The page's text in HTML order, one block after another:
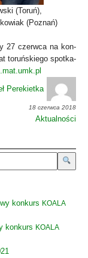
(Toruń),
(Poznań)
27 czerw­ca na kon­
toruń­skie­go spo­tka­
Perekietka
18 czerwca 2018
Aktualności
konkurs KOALA
konkurs KOALA